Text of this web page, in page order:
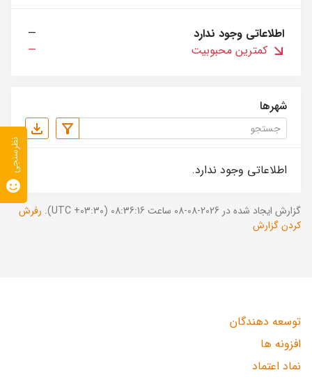
اطلاعاتی وجود ندارد
—
کمترین محبوبیت
—
شهرها
اطلاعاتی وجود ندارد.
گزارش ایجاد شده در 2026-08-08 ساعت 08:36:16 (UTC +03:30).
رفرش
کردن گزارش
توسعه دهندگان
افزونه ها
نماد اعتماد
نظرسنجی